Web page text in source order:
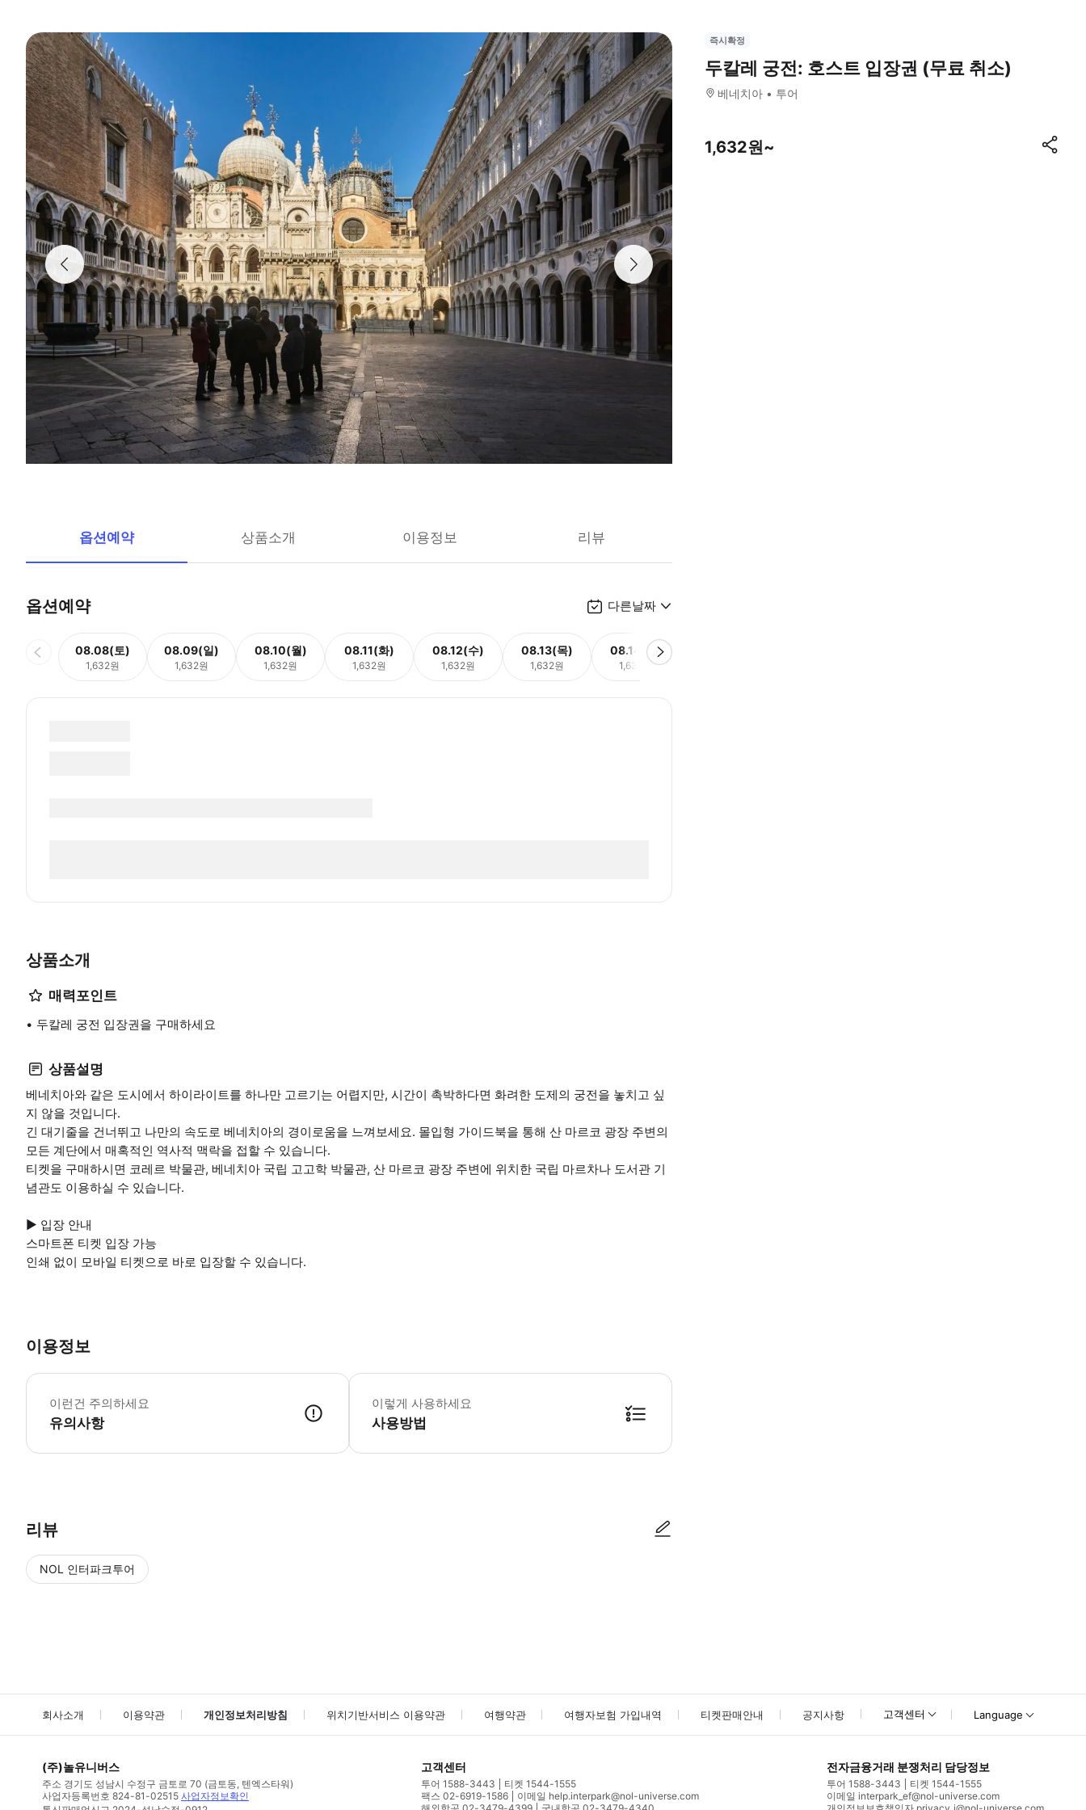
옵션예약 상품소개 이용정보 리뷰
옵션예약 다른날짜
08.08(토)
1,632원
08.09(일)
1,632원
08.10(월)
1,632원
08.11(화)
1,632원
08.12(수)
1,632원
08.13(목)
1,632원
08.14(금)
1,632원
상품소개
매력포인트
두칼레 궁전 입장권을 구매하세요
상품설명
베네치아와 같은 도시에서 하이라이트를 하나만 고르기는 어렵지만, 시간이 촉박하다면 화려한 도제의 궁전을 놓치고 싶
지 않을 것입니다.
긴 대기줄을 건너뛰고 나만의 속도로 베네치아의 경이로움을 느껴보세요. 몰입형 가이드북을 통해 산 마르코 광장 주변의
모든 계단에서 매혹적인 역사적 맥락을 접할 수 있습니다.
티켓을 구매하시면 코레르 박물관, 베네치아 국립 고고학 박물관, 산 마르코 광장 주변에 위치한 국립 마르차나 도서관 기
념관도 이용하실 수 있습니다.
▶ 입장 안내
스마트폰 티켓 입장 가능
인쇄 없이 모바일 티켓으로 바로 입장할 수 있습니다.
이용정보
이런건 주의하세요
유의사항
▶ 꼭 알아두세요 * 두칼레 궁전으로 바로 가지 마세요. "Venice Tours srl - Priority Tickets San Marco Square Monuments" 로 이동해야 합니다. 도제 궁
이렇게 사용하세요
사용방법
리뷰
NOL 인터파크투어
즉시확정
두칼레 궁전: 호스트 입장권 (무료 취소)
베네치아 투어
1,632원~
회사소개 이용약관 개인정보처리방침 위치기반서비스 이용약관 여행약관 여행자보험 가입내역 티켓판매안내 공지사항 고객센터 Language
(주)놀유니버스
주소 경기도 성남시 수정구 금토로 70 (금토동, 텐엑스타워)
사업자등록번호 824-81-02515 사업자정보확인
고객센터
투어 1588-3443
티켓 1544-1555
팩스 02-6919-1586
이메일 help.interpark@nol-universe.com
전자금융거래 분쟁처리 담당정보
투어 1588-3443
티켓 1544-1555
이메일 interpark_ef@nol-universe.com